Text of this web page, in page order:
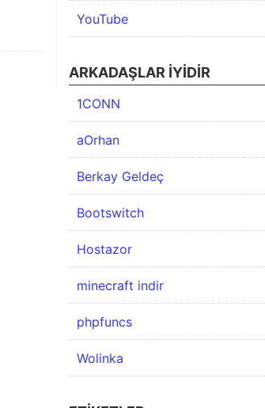
YouTube
ARKADAŞLAR İYIDIR
1CONN
aOrhan
Berkay Geldeç
Bootswitch
Hostazor
minecraft indir
phpfuncs
Wolinka